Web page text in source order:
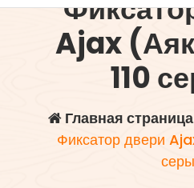
Ajax
110
Главная страница
Фиксатор двери